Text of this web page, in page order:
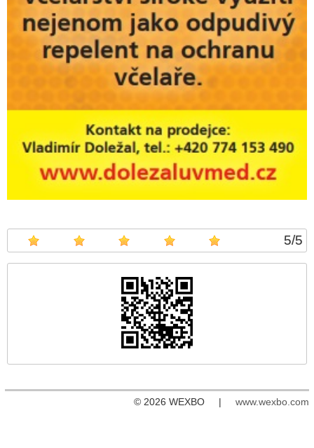
5/5
© 2026 WEXBO | www.wexbo.com